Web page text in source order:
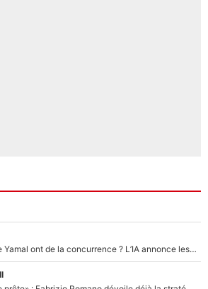
Kylian Mbappé et Lamine Yamal ont de la concurrence ? L’IA annonce les 5 joueurs qui vont dominer le football dans les années à venir !